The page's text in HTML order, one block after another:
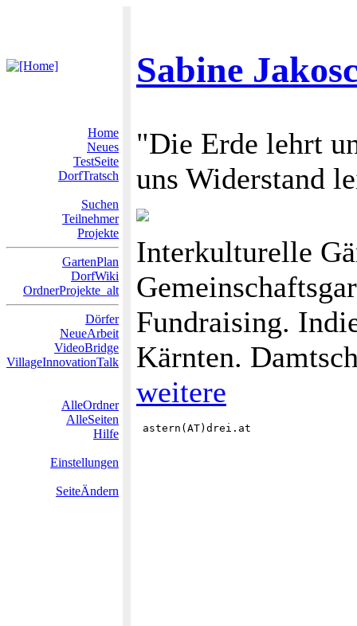
Sabine
Home
Neues
TestSeite
DorfTratsch
Suchen
Teilnehmer
Projekte
GartenPlan
DorfWiki
OrdnerProjekte_alt
Dörfer
NeueArbeit
VideoBridge
VillageInnovationTalk
AlleOrdner
AlleSeiten
Hilfe
Einstellungen
SeiteÄndern
"Die Erde lehrt
uns Widerstand
Interkulturelle
Fundraising.
Kärnten.
weitere